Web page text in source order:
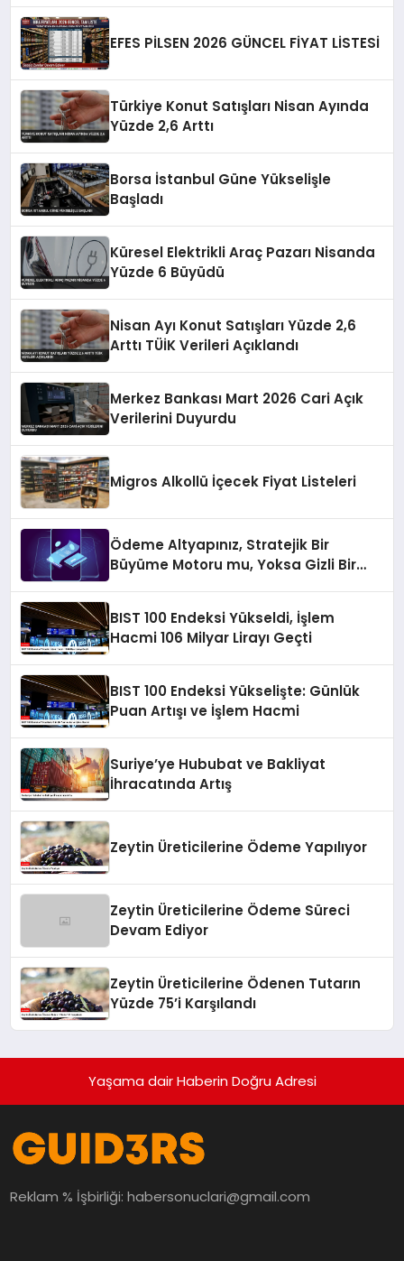
EFES PİLSEN 2026 GÜNCEL FİYAT LİSTESİ
Türkiye Konut Satışları Nisan Ayında
Yüzde 2,6 Arttı
Borsa İstanbul Güne Yükselişle
Başladı
Küresel Elektrikli Araç Pazarı Nisanda
Yüzde 6 Büyüdü
Nisan Ayı Konut Satışları Yüzde 2,6
Arttı TÜİK Verileri Açıklandı
Merkez Bankası Mart 2026 Cari Açık
Verilerini Duyurdu
Migros Alkollü İçecek Fiyat Listeleri
Ödeme Altyapınız, Stratejik Bir
Büyüme Motoru mu, Yoksa Gizli Bir
BIST 100 Endeksi Yükseldi, İşlem
Hacmi 106 Milyar Lirayı Geçti
BIST 100 Endeksi Yükselişte: Günlük
Puan Artışı ve İşlem Hacmi
Suriye’ye Hububat ve Bakliyat
İhracatında Artış
Zeytin Üreticilerine Ödeme Yapılıyor
Zeytin Üreticilerine Ödeme Süreci
Devam Ediyor
Zeytin Üreticilerine Ödenen Tutarın
Yüzde 75’i Karşılandı
Yaşama dair Haberin Doğru Adresi
Reklam % İşbirliği:habersonuclari@gmail.com